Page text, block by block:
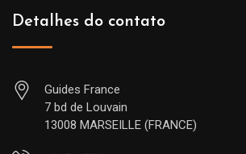
Detalhes do contato
Guides France
7 bd de Louvain
13008 MARSEILLE (FRANCE)